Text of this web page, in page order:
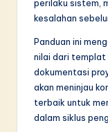
Lperilaku sistem,
kesalahan
Panduan ini
nilai dari
dokumentasi
akan meninjau
terbaik untuk
dalam siklus